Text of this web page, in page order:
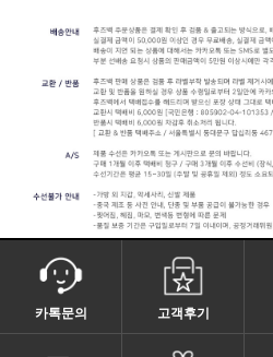
카톡문의 고객후기